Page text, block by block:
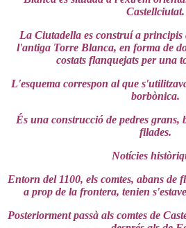
Castellciutat.
La Ciutadella es construí a
l'antiga Torre Blanca, en forma de
costats flanquejats per una
L'esquema correspon al que
borbònica.
És una construcció de pedres grans,
filades.
Notícies
Entorn del 1100, els comtes, abans de
a prop de la frontera, tenien
Posteriorment passà als comtes de